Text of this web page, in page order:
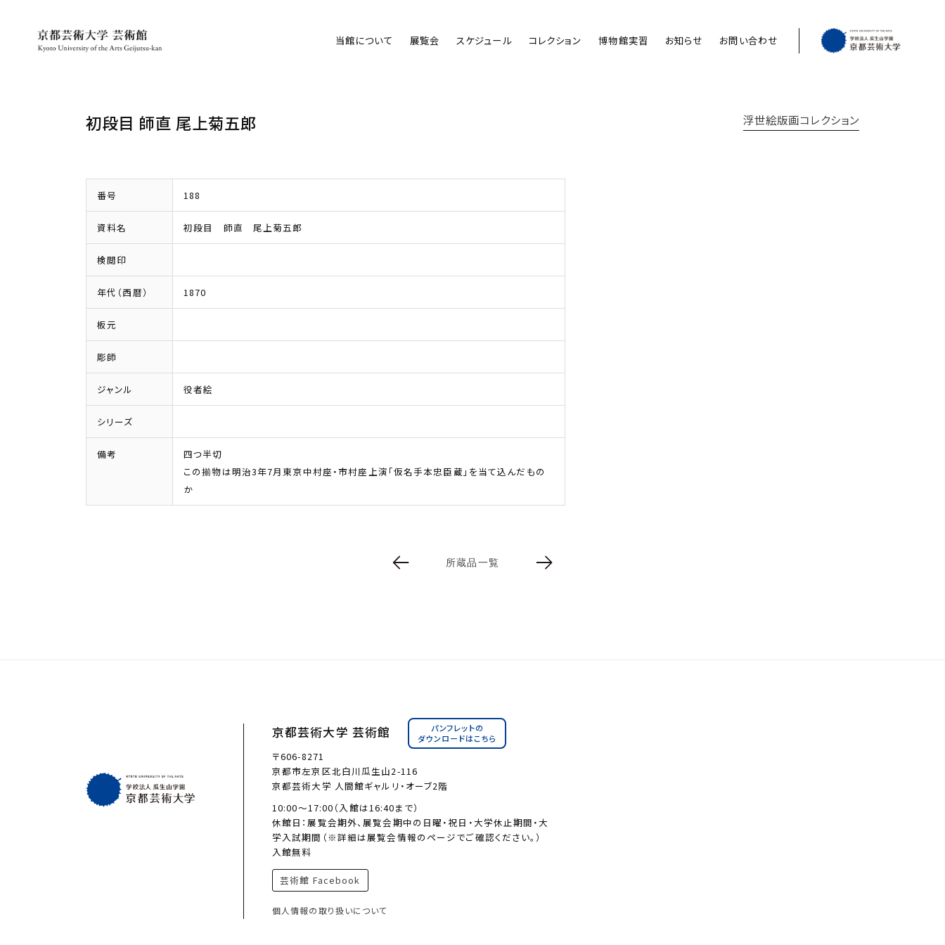
当館について 展覧会 スケジュール コレクション 博物館実習 お知らせ お問い合わせ
初段目 師直 尾上菊五郎 浮世絵版画コレクション
番号 188
資料名 初段目 師直 尾上菊五郎
検閲印
年代（西暦） 1870
板元
彫師
ジャンル 役者絵
シリーズ
備考
四つ半切
この揃物は明治3年7月東京中村座・市村座上演「仮名手本忠臣蔵」を当て込んだもの
か
所蔵品一覧
京都芸術大学 芸術館
パンフレットの
ダウンロードはこちら
〒606-8271
京都市左京区北白川瓜生山2-116
京都芸術大学 人間館ギャルリ・オーブ2階
10:00〜17:00（入館は16:40まで）
休館日：展覧会期外、展覧会期中の日曜・祝日・大学休止期間・大
学入試期間（※詳細は展覧会情報のページでご確認ください。）
入館無料
芸術館 Facebook
個人情報の取り扱いについて